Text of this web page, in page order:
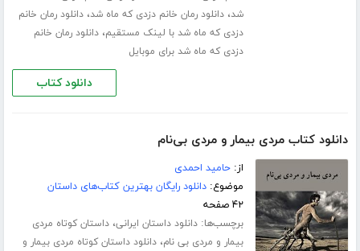
شد،دانلود رمان خانم دزدی که ماه شد،دانلود رمان خانم
دزدی که ماه شد با لینک مستقیم،دانلود رمان خانم
دزدی که ماه شد برای موبایل
دانلود کتاب
دانلود کتاب مردی بیمار و مردی بی‌نام
از:حامید احمدی
موضوع:دانلود رایگان بهترین کتاب‌های داستان
۴۲ صفحه
برچسب‌ها:دانلود داستان ایرانی،داستان کوتاه مردی
بیمار و مردی بی نام،دانلود داستان کوتاه مردی بیمار و